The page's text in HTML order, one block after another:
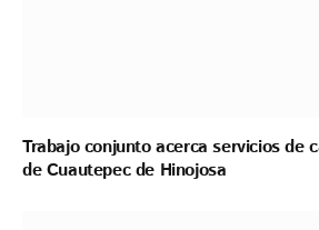
Trabajo conjunto acerca servicios de
de Cuautepec de Hinojosa